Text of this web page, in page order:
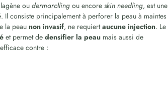
oudermarolling ou encoreskin needling, est une
consiste principalement à perforer la peau à maintes
la peaunon invasif, ne requiertaucune injection. Le
et permet dedensifier la peau mais aussi de
contre :